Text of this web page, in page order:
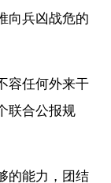
向兵凶战危的
容任何外来干
联合公报规
的能力，团结